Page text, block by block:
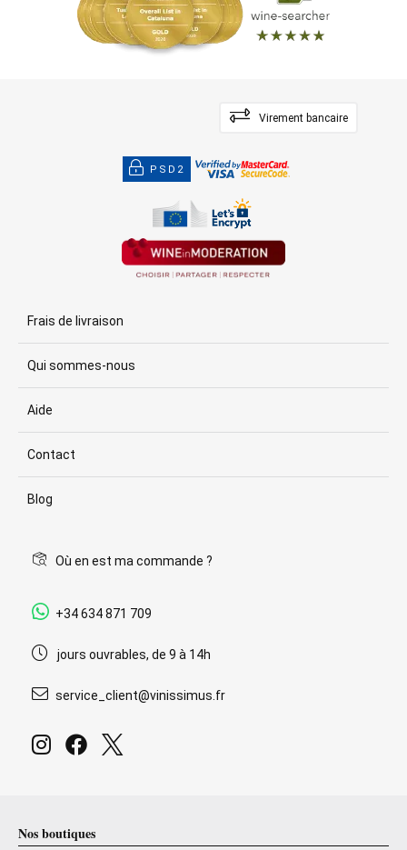
Virement bancaire
PSD2
Frais de livraison
Qui sommes-nous
Aide
Contact
Blog
Où en est ma commande ?
+34 634 871 709
jours ouvrables, de 9 à 14h
service_client@vinissimus.fr
Nos boutiques